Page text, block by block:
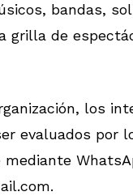
bandas,
grilla de
los
evaluados por